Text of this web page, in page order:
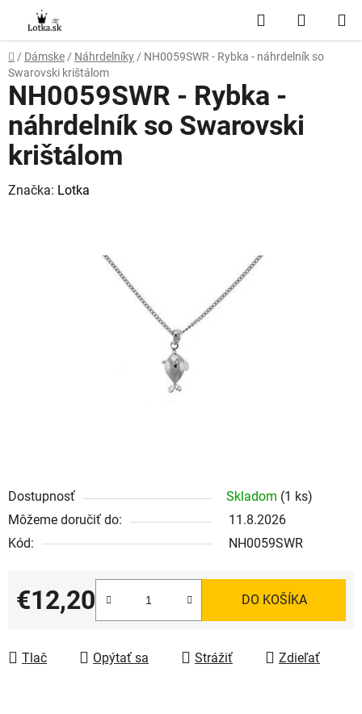
obsah
Hľadať
KOŠÍK
Domov
/ Dámske / Náhrdelníky / NH0059SWR - Rybka - náhrdelník so
Swarovski krištálom
Dostupnosť Skladom (1 ks)
Môžeme doručiť do:
11.8.2026
Kód:
NH0059SWR
€12,20
Jednotková cena:
DO KOŠÍKA
Tlač Opýtať sa Strážiť Zdieľať
NH0059SWR - Rybka -
náhrdelník so Swarovski
krištálom
Značka: Lotka